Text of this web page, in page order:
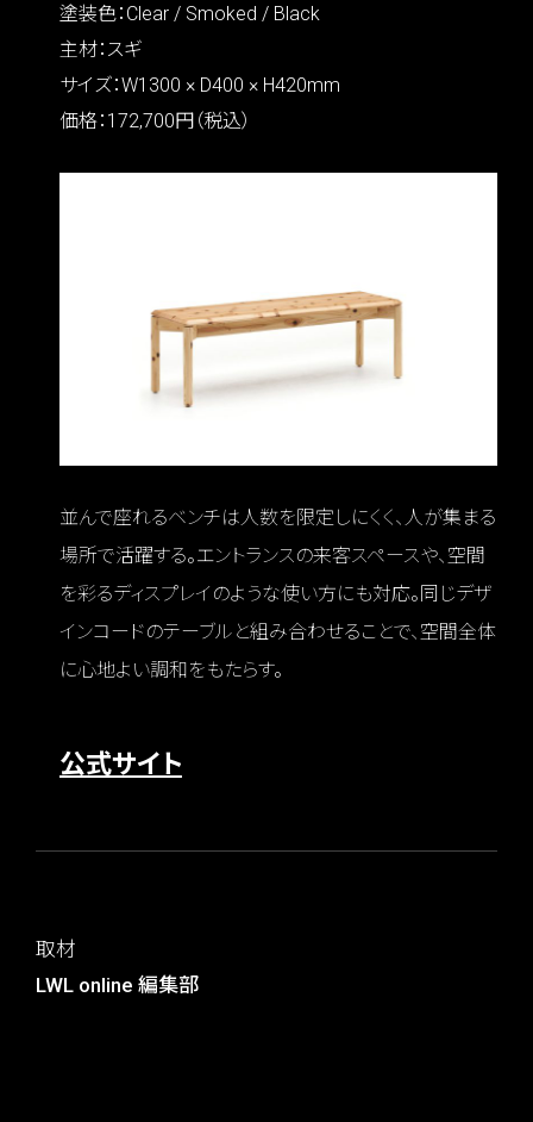
塗装色：Clear / Smoked / Black
主材：スギ
サイズ：W1300 × D400 × H420mm
価格：172,700円（税込）
並んで座れるベンチは人数を限定しにくく、人が集まる
場所で活躍する。エントランスの来客スペースや、空間
を彩るディスプレイのような使い方にも対応。同じデザ
インコードのテーブルと組み合わせることで、空間全体
に心地よい調和をもたらす。
公式サイト
取材
LWL online 編集部